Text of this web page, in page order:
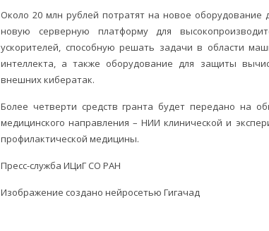
Около 20 млн рублей потратят на новое
новую серверную платформу для
ускорителей, способную решать задачи в области
интеллекта, а также оборудование для защиты
внешних кибератак.
Более четверти средств гранта будет передано на
медицинского направления – НИИ клинической и
профилактической медицины.
Пресс-служба ИЦиГ СО РАН
Изображение создано нейросетью Гигачад